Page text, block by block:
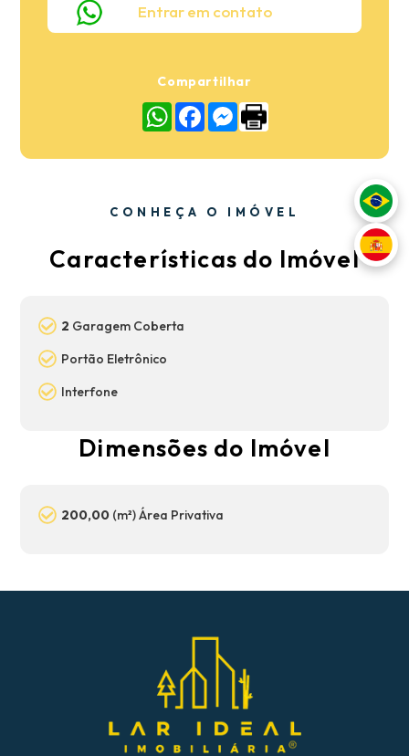
Entrar em contato
Compartilhar
WhatsApp
FacebookMessenger
CONHEÇA O IMÓVEL
Características do Imóvel
2 Garagem Coberta
Portão Eletrônico
Interfone
Dimensões do Imóvel
200,00 (m²) Área Privativa